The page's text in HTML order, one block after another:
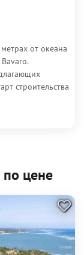
от океана
строительства
цене